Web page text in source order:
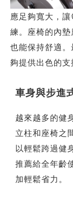
應足夠寬大，
練。座椅的內
也能保持舒適
夠提供出色的支
車身與步進
越來越多的健
立柱和座椅之
以輕鬆跨過健
推薦給全年齡
加輕鬆省力。